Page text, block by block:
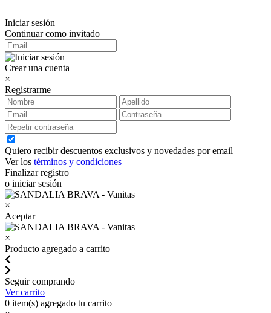
Iniciar sesión
Continuar como invitado
Crear una cuenta
×
Registrarme
Quiero recibir descuentos exclusivos y novedades por email
Ver los términos y condiciones
Finalizar registro
o iniciar sesión
×
Aceptar
×
Producto agregado a carrito
Seguir comprando
Ver carrito
0 item(s) agregado tu carrito